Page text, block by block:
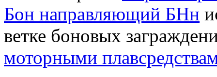
Бон направляющий БНн
ветке боновых
моторными